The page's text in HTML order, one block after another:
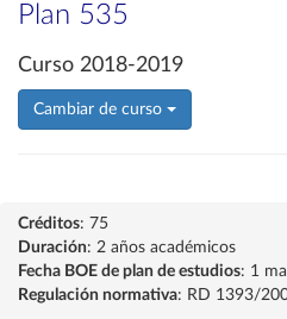
Plan 535
Curso 2018-2019
Cambiar de curso
Créditos: 75
Duración: 2 años académicos
Fecha BOE de plan de estudios: 1
Regulación normativa: RD 1393/